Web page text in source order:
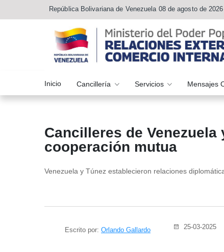
República Bolivariana de Venezuela 08 de agosto de 2026
Inicio Cancillería Servicios Mensajes
Cancilleres de
cooperación mutua
Venezuela y Túnez establecieron relaciones
Escrito por: Orlando Gallardo 25-03-2025